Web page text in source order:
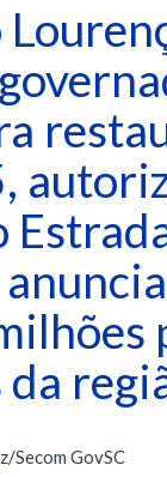
da
Secom GovSC